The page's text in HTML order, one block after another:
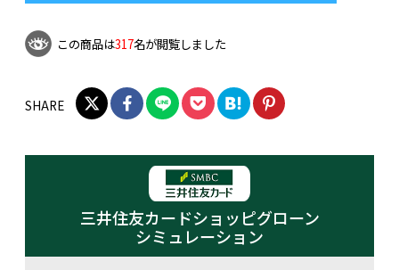
この商品は317名が閲覧しました
SHARE
三井住友カードショッピグローン
シミュレーション